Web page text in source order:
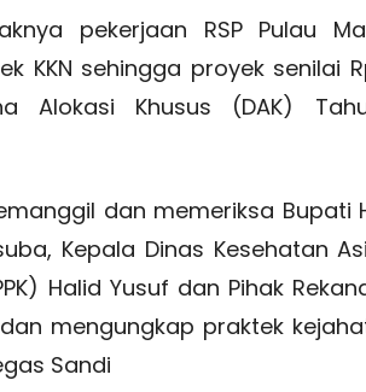
pekerjaan RSP Pulau
KKN sehingga proyek senilai
Alokasi Khusus (DAK)
dan memeriksa Bupati
Kepala Dinas Kesehatan
Halid Yusuf dan Pihak
mengungkap praktek
Sandi